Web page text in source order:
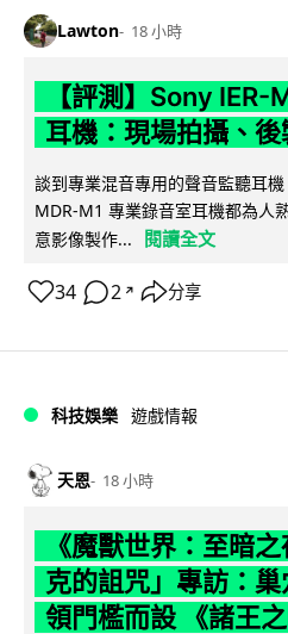
Lawton 18 小時
【評測】Sony
耳機：現場拍攝、
談到專業混音專用的聲音監聽耳
MDR-M1 專業錄音室耳機都為人
意影像製作...
閱讀全文
34 2 ↗ 分享
科技娛樂 遊戲情報
天恩 18 小時
《魔獸世界：至暗
克的詛咒」專訪：
領門檻而設 《諸王